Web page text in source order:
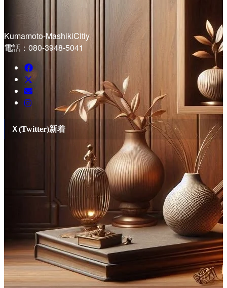
Kumamoto-MashikiCitiy
電話：080-3948-5041
Ｘ(Twitter)新着